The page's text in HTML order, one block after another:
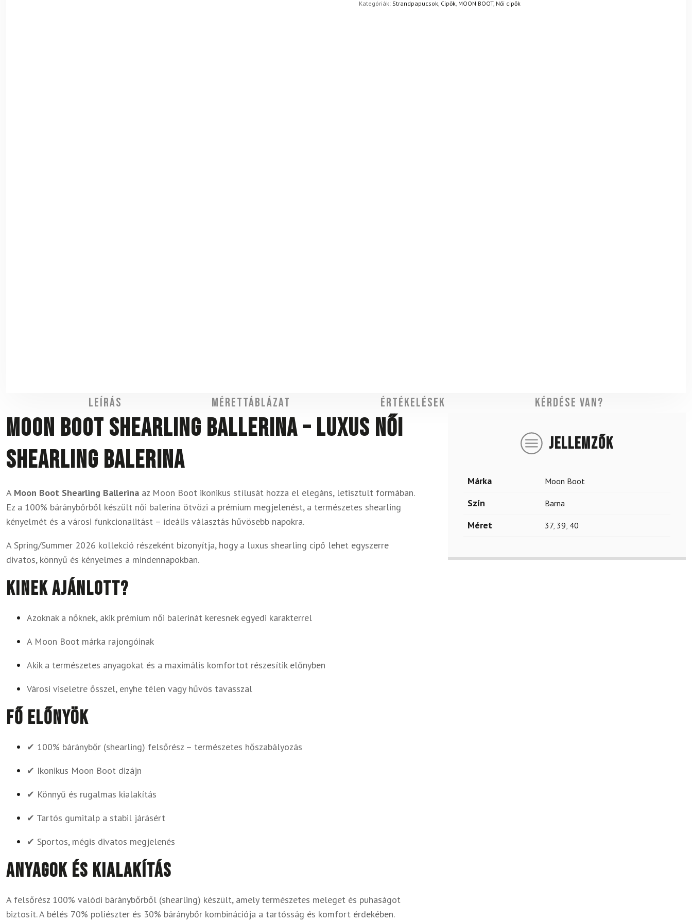
Kategóriák: Strandpapucsok, Cipők, MOON BOOT, Női cipők
Leírás Mérettáblázat Értékelések Kérdése van?
Moon Boot Shearling Ballerina – luxus női
shearling balerina
A Moon Boot Shearling Ballerina az Moon Boot ikonikus stílusát hozza el elegáns, letisztult formában.
Ez a 100% báránybőrből készült női balerina ötvözi a prémium megjelenést, a természetes shearling
kényelmét és a városi funkcionalitást – ideális választás hűvösebb napokra.
A Spring/Summer 2026 kollekció részeként bizonyítja, hogy a luxus shearling cipő lehet egyszerre
divatos, könnyű és kényelmes a mindennapokban.
Kinek ajánlott?
Azoknak a nőknek, akik prémium női balerinát keresnek egyedi karakterrel
A Moon Boot márka rajongóinak
Akik a természetes anyagokat és a maximális komfortot részesítik előnyben
Városi viseletre ősszel, enyhe télen vagy hűvös tavasszal
Fő előnyök
✔ 100% báránybőr (shearling) felsőrész – természetes hőszabályozás
✔ Ikonikus Moon Boot dizájn
✔ Könnyű és rugalmas kialakítás
✔ Tartós gumitalp a stabil járásért
✔ Sportos, mégis divatos megjelenés
Anyagok és kialakítás
A felsőrész 100% valódi báránybőrből (shearling) készült, amely természetes meleget és puhaságot
biztosít. A bélés 70% poliészter és 30% báránybőr kombinációja a tartósság és komfort érdekében.
JELLEMZŐK
Márka Moon Boot
Szín Barna
Méret 37, 39, 40